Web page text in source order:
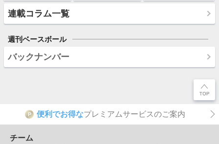
連載コラム一覧
週刊ベースボール
バックナンバー
P 便利でお得なプレミアムサービスのご案内
チーム